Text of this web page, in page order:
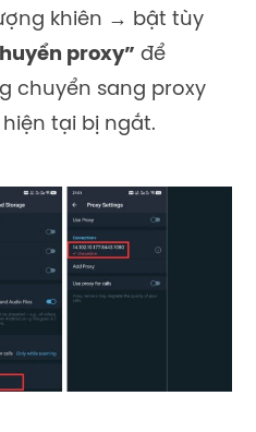
khiên → bật tùy
proxy” để
chuyển sang proxy
tại bị ngắt.